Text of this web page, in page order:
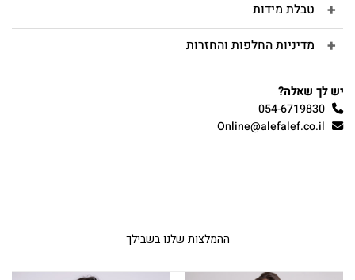
טבלת מידות
מדיניות החלפות והחזרות
יש לך שאלה?
054-6719830
Online@alefalef.co.il
ההמלצות שלנו בשבילך